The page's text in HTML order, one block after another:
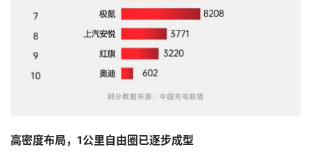
高密度布局，1公里自由圈已逐步成型